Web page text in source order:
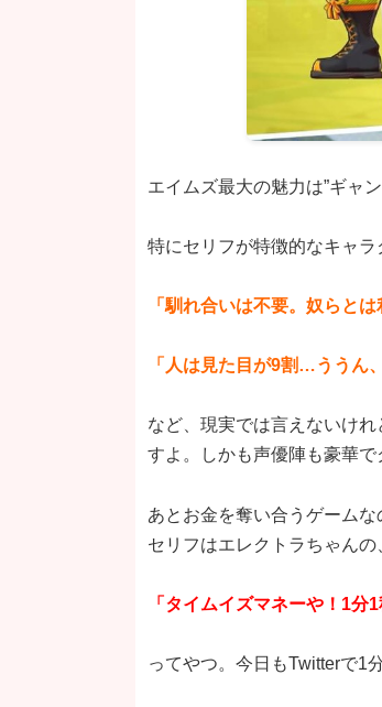
エイムズ最大の魅力は”ギャ
特にセリフが特徴的なキャラ
「馴れ合いは不要。奴らと
「人は見た目が9割…ううん
など、現実では言えないけ
すよ。しかも声優陣も豪華で
あとお金を奪い合うゲーム
セリフはエレクトラちゃんの
「タイムイズマネーや！1分
ってやつ。今日もTwitterで1